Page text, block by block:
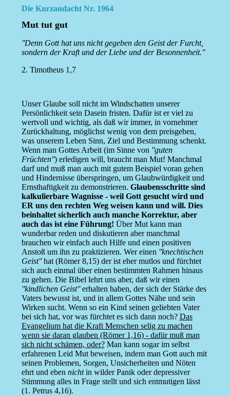
Die Kurzandacht Nr. 1964
Mut tut gut
''Denn Gott hat uns nicht gegeben den Geist der Furcht,
sondern der Kraft und der Liebe und der Besonnenheit.''
2. Timotheus 1,7
Unser Glaube soll nicht im Windschatten unserer
Persönlichkeit sein Dasein fristen. Dafür ist er viel zu
wertvoll und wichtig, als daß wir immer, in vornehmer
Zurückhaltung, möglichst wenig von dem preisgeben,
was unserem Leben Sinn, Ziel und Bestimmung schenkt.
Wenn man Gottes Arbeit (im Sinne von ''guten
Früchten'') erledigen will, braucht man Mut! Manchmal
darf und muß man auch mit gutem Beispiel voran gehen
und Hindernisse überspringen, um Glaubwürdigkeit und
Ernsthaftigkeit zu demonstrieren. Glaubensschritte sind
kalkulierbare Wagnisse - weil Gott gesucht wird und
ER uns den rechten Weg weisen kann und will. Dies
beinhaltet sicherlich auch manche Korrektur, aber
auch das ist eine Führung! Über Mut kann man
wunderbar reden und diskutieren aber manchmal
brauchen wir einfach auch Hilfe und einen positiven
Anstoß um ihn zu praktizieren. Wer einen ''knechtischen
Geist''hat (Römer 8,15) der ist eher mutlos und fürchtet
sich auch einmal über einen bestimmten Rahmen hinaus
zu gehen. Die Bibel lehrt uns aber, daß wir einen
''kindlichen Geist''erhalten haben, der sich der Stärke des
Vaters bewusst ist, und in allem Gottes Nähe und sein
Wirken sucht. Wenn so ein Kind seinen geliebten Vater
bei sich hat, vor was fürchtet es sich dann noch? Das
Evangelium hat die Kraft Menschen selig zu machen
wenn sie daran glauben (Römer 1,16) - dafür muß man
sich nicht schämen, oder?Man kann sogar im selbst
erfahrenen Leid Mut beweisen, indem man Gott auch mit
seinen Problemen, Sorgen, Unsicherheiten und Nöten
ehrt und eben nichtin wilder Panik oder depressiver
Stimmung alles in Frage stellt und sich entmutigen lässt
(1. Petrus 4,16).